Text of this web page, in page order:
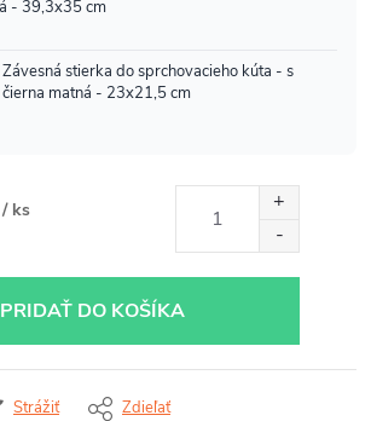
/ ks
PRIDAŤ DO KOŠÍKA
Strážiť Zdieľať